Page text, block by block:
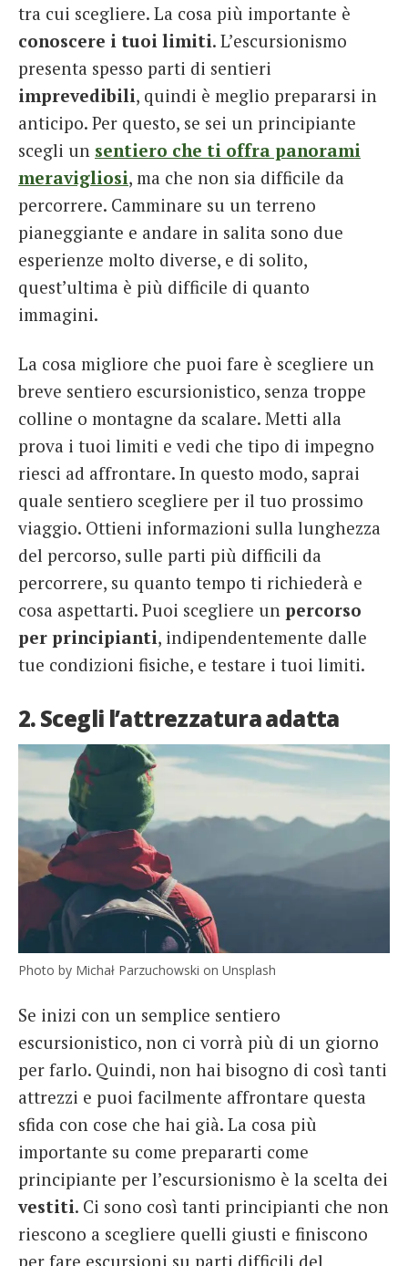
tra cui scegliere. La cosa più importante è
conoscere i tuoi limiti. L’escursionismo
presenta spesso parti di sentieri
imprevedibili, quindi è meglio prepararsi in
anticipo. Per questo, se sei un principiante
scegli un sentiero che ti offra panorami
meravigliosi, ma che non sia difficile da
percorrere. Camminare su un terreno
pianeggiante e andare in salita sono due
esperienze molto diverse, e di solito,
quest’ultima è più difficile di quanto
immagini.
La cosa migliore che puoi fare è scegliere un
breve sentiero escursionistico, senza troppe
colline o montagne da scalare. Metti alla
prova i tuoi limiti e vedi che tipo di impegno
riesci ad affrontare. In questo modo, saprai
quale sentiero scegliere per il tuo prossimo
viaggio. Ottieni informazioni sulla lunghezza
del percorso, sulle parti più difficili da
percorrere, su quanto tempo ti richiederà e
cosa aspettarti. Puoi scegliere un percorso
per principianti, indipendentemente dalle
tue condizioni fisiche, e testare i tuoi limiti.
2. Scegli l’attrezzatura adatta
Photo by Michał Parzuchowski on Unsplash
Se inizi con un semplice sentiero
escursionistico, non ci vorrà più di un giorno
per farlo. Quindi, non hai bisogno di così tanti
attrezzi e puoi facilmente affrontare questa
sfida con cose che hai già. La cosa più
importante su come prepararti come
principiante per l’escursionismo è la scelta dei
vestiti. Ci sono così tanti principianti che non
riescono a scegliere quelli giusti e finiscono
per fare escursioni su parti difficili del